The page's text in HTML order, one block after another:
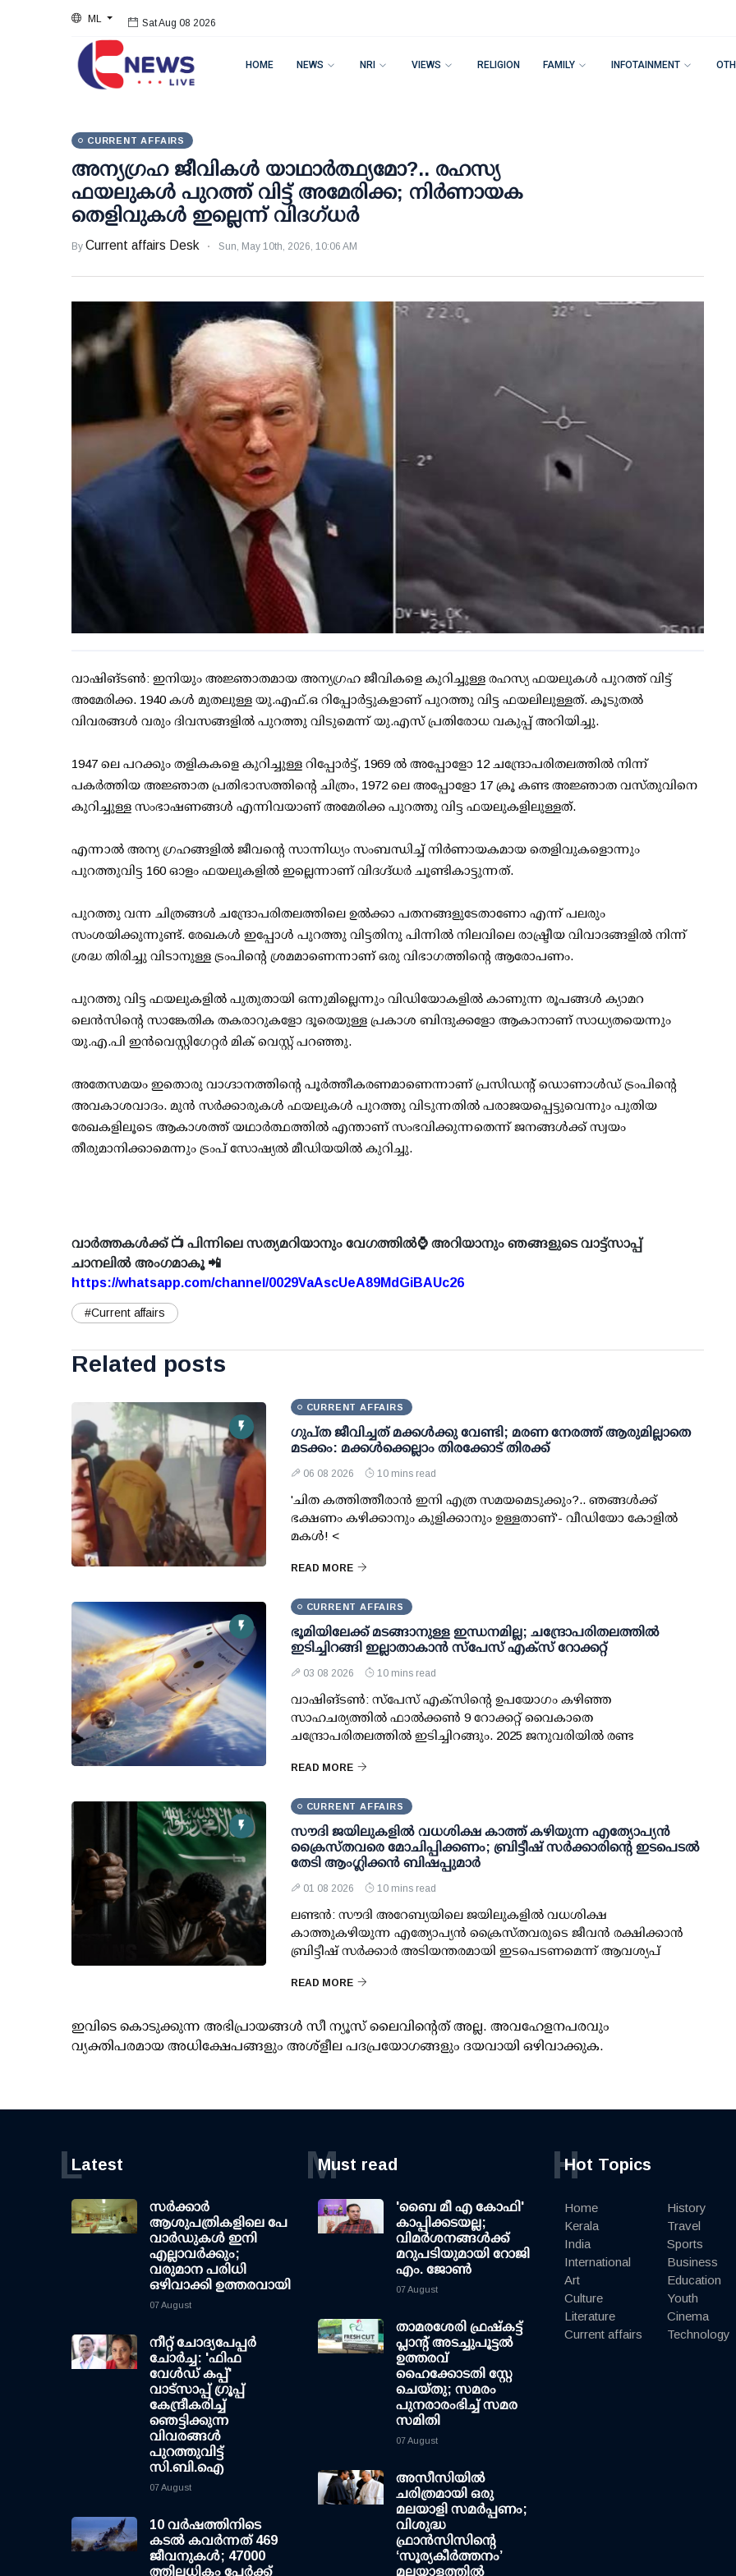
ML Sat Aug 08 2026
HOME NEWS NRI VIEWS RELIGION FAMILY INFOTAINMENT
CURRENT AFFAIRS
അന്യഗ്രഹ ജീവികള്‍ യാഥാര്‍ത്ഥ്യമോ?.. രഹസ്യ
ഫയലുകള്‍ പുറത്ത് വിട്ട് അമേരിക്ക; നിര്‍ണായക
തെളിവുകള്‍ ഇല്ലെന്ന് വിദഗ്ധര്‍
By Current affairs Desk Sun, May 10th, 2026, 10:06 AM
വാഷിങ്ടണ്‍: ഇനിയും അജ്ഞാതമായ അന്യഗ്രഹ ജീവികളെ കുറിച്ചുള്ള രഹസ്യ ഫയലുകള്‍ പുറത്ത് വിട്ട്
അമേരിക്ക. 1940 കള്‍ മുതലുള്ള യു.എഫ്.ഒ റിപ്പോര്‍ട്ടുകളാണ് പുറത്തു വിട്ട ഫയലിലുള്ളത്. കൂടുതല്‍
വിവരങ്ങള്‍ വരും ദിവസങ്ങളില്‍ പുറത്തു വിടുമെന്ന് യു.എസ് പ്രതിരോധ വകുപ്പ് അറിയിച്ചു.
1947 ലെ പറക്കും തളികകളെ കുറിച്ചുള്ള റിപ്പോര്‍ട്ട്, 1969 ല്‍ അപ്പോളോ 12 ചന്ദ്രോപരിതലത്തില്‍ നിന്ന്
പകര്‍ത്തിയ അജ്ഞാത പ്രതിഭാസത്തിന്റെ ചിത്രം, 1972 ലെ അപ്പോളോ 17 ക്രൂ കണ്ട അജ്ഞാത വസ്തുവിനെ
കുറിച്ചുള്ള സംഭാഷണങ്ങള്‍ എന്നിവയാണ് അമേരിക്ക പുറത്തു വിട്ട ഫയലുകളിലുള്ളത്.
എന്നാല്‍ അന്യ ഗ്രഹങ്ങളില്‍ ജീവന്റെ സാന്നിധ്യം സംബന്ധിച്ച് നിര്‍ണായകമായ തെളിവുകളൊന്നും
പുറത്തുവിട്ട 160 ഓളം ഫയലുകളില്‍ ഇല്ലെന്നാണ് വിദഗ്ദ്ധര്‍ ചൂണ്ടികാട്ടുന്നത്.
പുറത്തു വന്ന ചിത്രങ്ങള്‍ ചന്ദ്രോപരിതലത്തിലെ ഉല്‍ക്കാ പതനങ്ങളുടേതാണോ എന്ന് പലരും
സംശയിക്കുന്നുണ്ട്. രേഖകള്‍ ഇപ്പോള്‍ പുറത്തു വിട്ടതിനു പിന്നില്‍ നിലവിലെ രാഷ്ട്രീയ വിവാദങ്ങളില്‍ നിന്ന്
ശ്രദ്ധ തിരിച്ചു വിടാനുള്ള ട്രംപിന്റെ ശ്രമമാണെന്നാണ് ഒരു വിഭാഗത്തിന്റെ ആരോപണം.
പുറത്തു വിട്ട ഫയലുകളില്‍ പുതുതായി ഒന്നുമില്ലെന്നും വിഡിയോകളില്‍ കാണുന്ന രൂപങ്ങള്‍ ക്യാമറ
ലെന്‍സിന്റെ സാങ്കേതിക തകരാറുകളോ ദൂരെയുള്ള പ്രകാശ ബിന്ദുക്കളോ ആകാനാണ് സാധ്യതയെന്നും
യു.എ.പി ഇന്‍വെസ്റ്റിഗേറ്റര്‍ മിക് വെസ്റ്റ് പറഞ്ഞു.
അതേസമയം ഇതൊരു വാഗ്ദാനത്തിന്റെ പൂര്‍ത്തീകരണമാണെന്നാണ് പ്രസിഡന്റ് ഡൊണാള്‍ഡ് ട്രംപിന്റെ
അവകാശവാദം. മുന്‍ സര്‍ക്കാരുകള്‍ ഫയലുകള്‍ പുറത്തു വിടുന്നതില്‍ പരാജയപ്പെട്ടുവെന്നും പുതിയ
രേഖകളിലൂടെ ആകാശത്ത് യഥാര്‍ത്ഥത്തില്‍ എന്താണ് സംഭവിക്കുന്നതെന്ന് ജനങ്ങള്‍ക്ക് സ്വയം
തീരുമാനിക്കാമെന്നും ട്രംപ് സോഷ്യല്‍ മീഡിയയില്‍ കുറിച്ചു.
വാർത്തകൾക്ക് 📺 പിന്നിലെ സത്യമറിയാനും വേഗത്തിൽ⌚ അറിയാനും ഞങ്ങളുടെ വാട്ട്സാപ്പ്
ചാനലിൽ അംഗമാകൂ 📲
https://whatsapp.com/channel/0029VaAscUeA89MdGiBAUc26
#Current affairs
Related posts
CURRENT AFFAIRS
ഗുപ്ത ജീവിച്ചത് മക്കള്‍ക്കു വേണ്ടി; മരണ നേരത്ത് ആരുമില്ലാതെ
മടക്കം: മക്കള്‍ക്കെല്ലാം തിരക്കോട് തിരക്ക്
06 08 2026 10 mins read
'ചിത കത്തിത്തീരാന്‍ ഇനി എത്ര സമയമെടുക്കും?.. ഞങ്ങള്‍ക്ക്
ഭക്ഷണം കഴിക്കാനും കുളിക്കാനും ഉള്ളതാണ്'- വീഡിയോ കോളില്‍
മകള്‍! <
READ MORE
CURRENT AFFAIRS
ഭൂമിയിലേക്ക് മടങ്ങാനുള്ള ഇന്ധനമില്ല; ചന്ദ്രോപരിതലത്തില്‍
ഇടിച്ചിറങ്ങി ഇല്ലാതാകാന്‍ സ്പേസ് എക്‌സ് റോക്കറ്റ്
03 08 2026 10 mins read
വാഷിങ്ടണ്‍: സ്പേസ് എക്‌സിന്റെ ഉപയോഗം കഴിഞ്ഞ
സാഹചര്യത്തില്‍ ഫാല്‍ക്കണ്‍ 9 റോക്കറ്റ് വൈകാതെ
ചന്ദ്രോപരിതലത്തില്‍ ഇടിച്ചിറങ്ങും. 2025 ജനുവരിയില്‍ രണ്ട
READ MORE
CURRENT AFFAIRS
സൗദി ജയിലുകളിൽ വധശിക്ഷ കാത്ത് കഴിയുന്ന എത്യോപ്യൻ
ക്രൈസ്തവരെ മോചിപ്പിക്കണം; ബ്രിട്ടീഷ് സർക്കാരിന്റെ ഇടപെടൽ
തേടി ആംഗ്ലിക്കൻ ബിഷപ്പുമാർ
01 08 2026 10 mins read
ലണ്ടൻ: സൗദി അറേബ്യയിലെ ജയിലുകളിൽ വധശിക്ഷ
കാത്തുകഴിയുന്ന എത്യോപ്യൻ ക്രൈസ്തവരുടെ ജീവൻ രക്ഷിക്കാൻ
ബ്രിട്ടീഷ് സർക്കാർ അടിയന്തരമായി ഇടപെടണമെന്ന് ആവശ്യപ്
READ MORE
ഇവിടെ കൊടുക്കുന്ന അഭിപ്രായങ്ങള്‍ സീ ന്യൂസ് ലൈവിന്റെത് അല്ല. അവഹേളനപരവും
വ്യക്തിപരമായ അധിക്ഷേപങ്ങളും അശ്‌ളീല പദപ്രയോഗങ്ങളും ദയവായി ഒഴിവാക്കുക.
Latest
L
സര്‍ക്കാര്‍
ആശുപത്രികളിലെ പേ
വാര്‍ഡുകള്‍ ഇനി
എല്ലാവര്‍ക്കും;
വരുമാന പരിധി
ഒഴിവാക്കി ഉത്തരവായി
07 August
നീറ്റ് ചോദ്യപേപ്പര്‍
ചോര്‍ച്ച: 'ഫിഫ
വേള്‍ഡ് കപ്പ്'
വാട്സാപ്പ് ഗ്രൂപ്പ്
കേന്ദ്രീകരിച്ച്
ഞെട്ടിക്കുന്ന
വിവരങ്ങള്‍
പുറത്തുവിട്ട്
സി.ബി.ഐ
07 August
10 വര്‍ഷത്തിനിടെ
കടല്‍ കവര്‍ന്നത് 469
ജീവനുകള്‍; 47000
ത്തിലധികം പേര്‍ക്ക്
Must read
M
'ബൈ മീ എ കോഫി'
കാപ്പിക്കടയല്ല;
വിമര്‍ശനങ്ങള്‍ക്ക്
മറുപടിയുമായി റോജി
എം. ജോണ്‍
07 August
താമരശേരി ഫ്രഷ്കട്ട്
പ്ലാന്റ് അടച്ചുപൂട്ടൽ
ഉത്തരവ്
ഹൈക്കോടതി സ്റ്റേ
ചെയ്തു; സമരം
പുനരാരംഭിച്ച് സമര
സമിതി
07 August
അസീസിയിൽ
ചരിത്രമായി ഒരു
മലയാളി സമർപ്പണം;
വിശുദ്ധ
ഫ്രാൻസിസിന്റെ
‘സൂര്യകീർത്തനം’
മലയാളത്തിൽ
Hot Topics
H
Home
Kerala
India
International
Art
Culture
Literature
Current affairs
History
Travel
Sports
Business
Education
Youth
Cinema
Technology